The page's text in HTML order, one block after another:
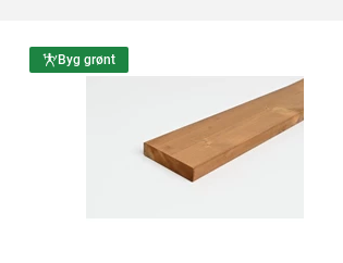
Byg grønt